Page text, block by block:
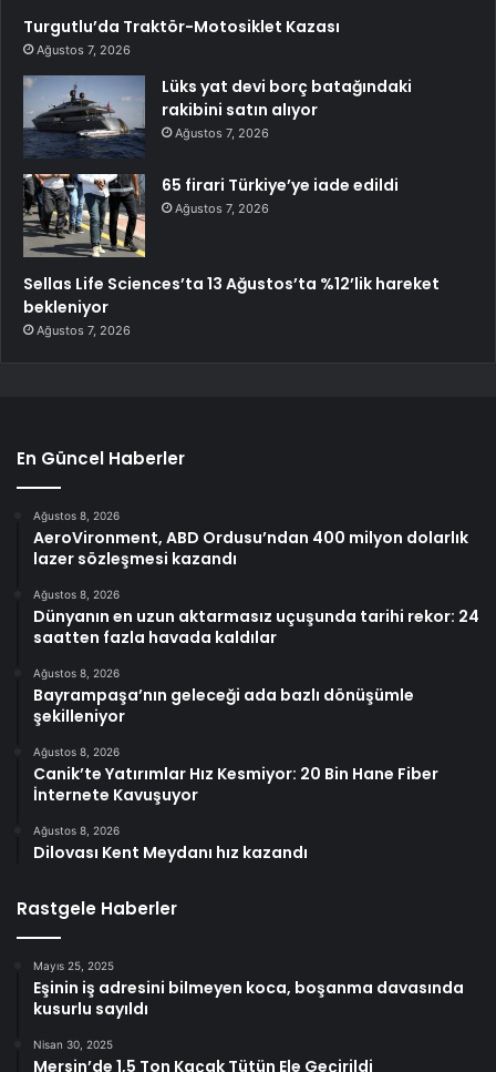
Turgutlu’da Traktör-Motosiklet Kazası
Ağustos 7, 2026
Lüks yat devi borç batağındaki
rakibini satın alıyor
Ağustos 7, 2026
65 firari Türkiye’ye iade edildi
Ağustos 7, 2026
Sellas Life Sciences’ta 13 Ağustos’ta %12’lik hareket
bekleniyor
Ağustos 7, 2026
En Güncel Haberler
Ağustos 8, 2026
AeroVironment, ABD Ordusu’ndan 400 milyon dolarlık
lazer sözleşmesi kazandı
Ağustos 8, 2026
Dünyanın en uzun aktarmasız uçuşunda tarihi rekor: 24
saatten fazla havada kaldılar
Ağustos 8, 2026
Bayrampaşa’nın geleceği ada bazlı dönüşümle
şekilleniyor
Ağustos 8, 2026
Canik’te Yatırımlar Hız Kesmiyor: 20 Bin Hane Fiber
İnternete Kavuşuyor
Ağustos 8, 2026
Dilovası Kent Meydanı hız kazandı
Rastgele Haberler
Mayıs 25, 2025
Eşinin iş adresini bilmeyen koca, boşanma davasında
kusurlu sayıldı
Nisan 30, 2025
Mersin’de 1,5 Ton Kaçak Tütün Ele Geçirildi